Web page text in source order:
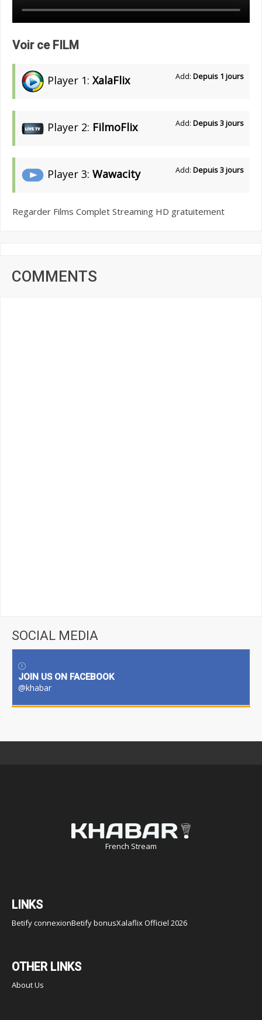
Voir ce FILM
Player 1: XalaFlix Add: Depuis 1 jours
Player 2: FilmoFlix Add: Depuis 3 jours
Player 3: Wawacity Add: Depuis 3 jours
Regarder Films Complet Streaming HD gratuitement
COMMENTS
SOCIAL MEDIA
JOIN US ON FACEBOOK
@khabar
French Stream
LINKS
Betify connexionBetify bonusXalaflix Officiel 2026
OTHER LINKS
About Us